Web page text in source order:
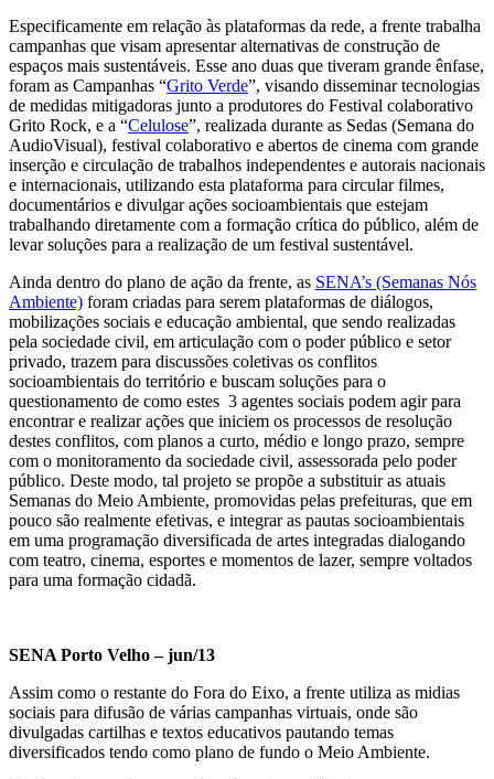
Especificamente em relação às plataformas da rede, a frente trabalha
campanhas que visam apresentar alternativas de construção de
espaços mais sustentáveis. Esse ano duas que tiveram grande ênfase,
foram as Campanhas “Grito Verde”, visando disseminar tecnologias
de medidas mitigadoras junto a produtores do Festival colaborativo
Grito Rock, e a “Celulose”, realizada durante as Sedas (Semana do
AudioVisual), festival colaborativo e abertos de cinema com grande
inserção e circulação de trabalhos independentes e autorais nacionais
e internacionais, utilizando esta plataforma para circular filmes,
documentários e divulgar ações socioambientais que estejam
trabalhando diretamente com a formação crítica do público, além de
levar soluções para a realização de um festival sustentável.
Ainda dentro do plano de ação da frente, as SENA’s (Semanas Nós
Ambiente) foram criadas para serem plataformas de diálogos,
mobilizações sociais e educação ambiental, que sendo realizadas
pela sociedade civil, em articulação com o poder público e setor
privado, trazem para discussões coletivas os conflitos
socioambientais do território e buscam soluções para o
questionamento de como estes 3 agentes sociais podem agir para
encontrar e realizar ações que iniciem os processos de resolução
destes conflitos, com planos a curto, médio e longo prazo, sempre
com o monitoramento da sociedade civil, assessorada pelo poder
público. Deste modo, tal projeto se propõe a substituir as atuais
Semanas do Meio Ambiente, promovidas pelas prefeituras, que em
pouco são realmente efetivas, e integrar as pautas socioambientais
em uma programação diversificada de artes integradas dialogando
com teatro, cinema, esportes e momentos de lazer, sempre voltados
para uma formação cidadã.
SENA Porto Velho – jun/13
Assim como o restante do Fora do Eixo, a frente utiliza as midias
sociais para difusão de várias campanhas virtuais, onde são
divulgadas cartilhas e textos educativos pautando temas
diversificados tendo como plano de fundo o Meio Ambiente.